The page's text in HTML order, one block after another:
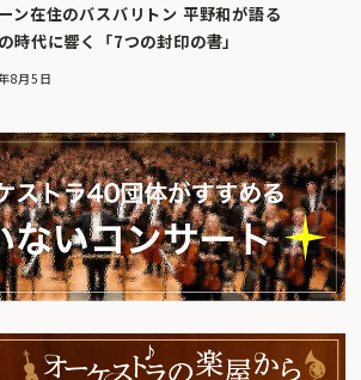
ン在住のバスバリトン 平野和が語る
時代に響く「7つの封印の書」
8月5日